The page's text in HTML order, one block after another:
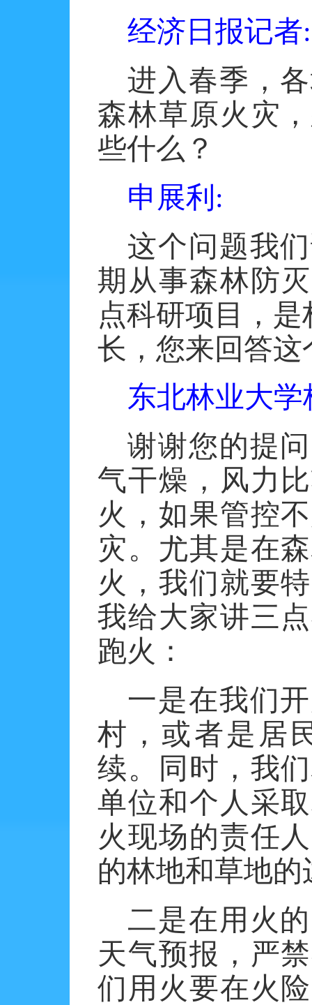
经济日报记者:
进入春季，
森林草原火灾
些什么？
申展利 :
这个问题我
期从事森林防
点科研项目，是
长，您来回答这
东北林业大
谢谢您的提
气干燥，风力
火，如果管控
灾。尤其是在
火，我们就要
我给大家讲三
跑火：
一是在我们
村，或者是居
续。同时，我
单位和个人采
火现场的责任
的林地和草地
二是在用火
天气预报，严
们用火要在火